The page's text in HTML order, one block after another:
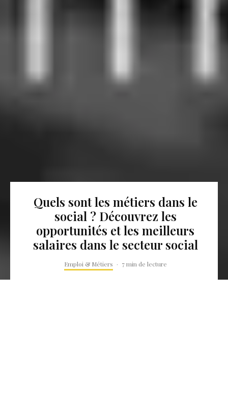
Quels sont les métiers dans le
social ? Découvrez les
opportunités et les meilleurs
salaires dans le secteur social
Emploi & Métiers · 7 min de lecture